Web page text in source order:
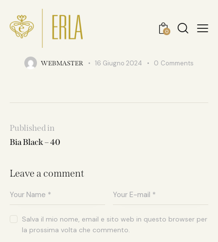
0
WEBMASTER 16 Giugno 2024 0 Comments
Published in
Bia Black – 40
Leave a comment
Salva il mio nome, email e sito web in questo browser per
la prossima volta che commento.